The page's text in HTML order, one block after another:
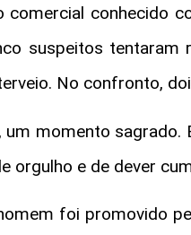
conhecido
suspeitos
No confronto,
um momento
orgulho e de dever
foi promovido